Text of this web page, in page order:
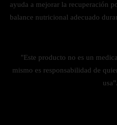
ayuda a mejorar la recuperación
balance nutricional adecuado
"Este producto no es un
mismo es responsabilidad de
usa".